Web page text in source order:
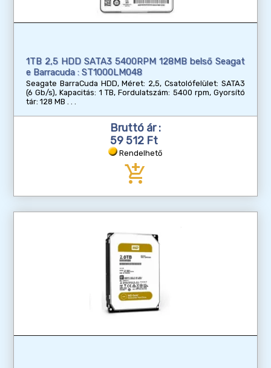
1TB 2,5 HDD SATA3 5400RPM 128MB belső Seagat
e Barracuda : ST1000LM048
Seagate BarraCuda HDD, Méret: 2,5, Csatolófelület: SATA3
(6 Gb/s), Kapacitás: 1 TB, Fordulatszám: 5400 rpm, Gyorsító
tár: 128 MB
Bruttó ár :
59 512 Ft
Rendelhető
add_shopping_cart